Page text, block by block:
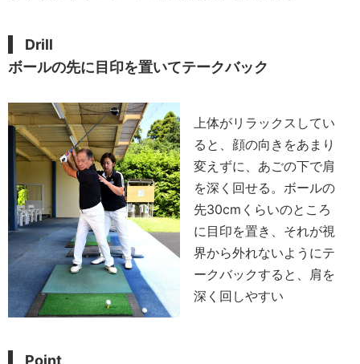
Drill
ボールの先に目印を置いてテークバック
上体がリラックスしてい
ると、顔の向きをあまり
変えずに、あごの下で肩
を深く回せる。ボールの
先30cmくらいのところ
に目印を置き、それが視
界から外れないようにテ
ークバックすると、肩を
深く回しやすい
Point